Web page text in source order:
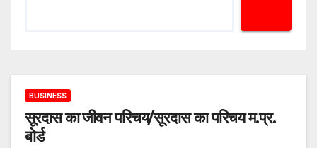
BUSINESS
सूरदास का जीवन परिचय/सूरदास का परिचय म.प्र.
बोर्ड